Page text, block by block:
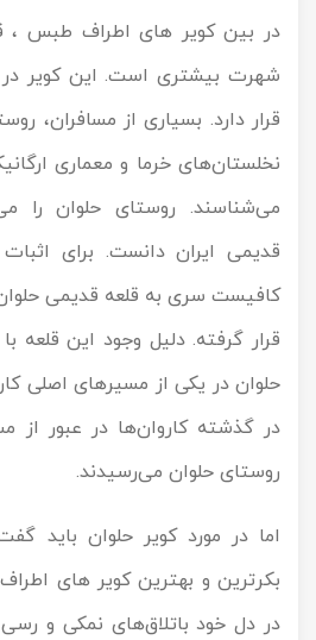
در بین کویر های اطراف طبس ،
شهرت بیشتری است. این کویر در
قرار دارد. بسیاری از مسافران،
نخلستان‌های خرما و معماری
می‌شناسند. روستای حلوان را
قدیمی ایران دانست. برای
کافیست سری به قلعه قدیمی
حلوان در یکی از مسیرهای اصلی
در گذشته کاروان‌ها در عبور از
روستای حلوان می‌رسیدند.
اما در مورد کویر حلوان باید
بکر‌ترین و بهترین کویر های
در دل خود باتلاق‌های نمکی و